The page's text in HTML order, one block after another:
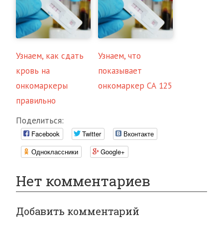
Узнаем, как сдать
кровь на
онкомаркеры
правильно
Узнаем, что
показывает
онкомаркер СА 125
Поделиться:
Facebook Twitter
Вконтакте
Одноклассники
Google+
Нет комментариев
Добавить комментарий